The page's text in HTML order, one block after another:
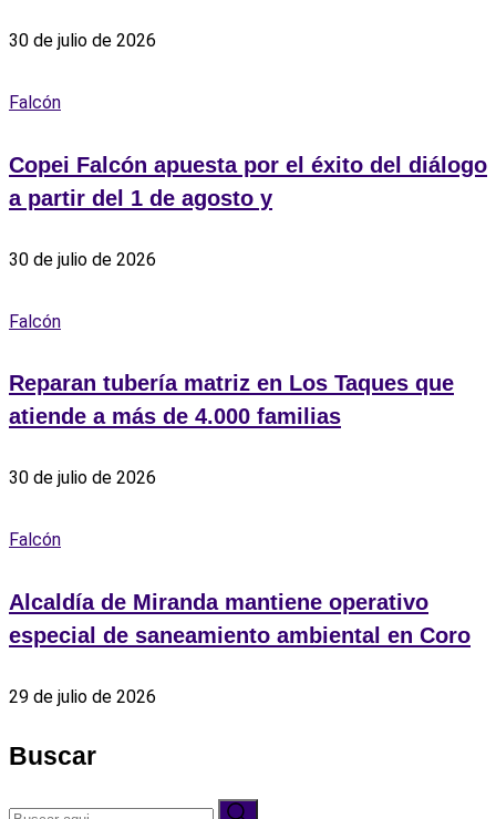
30 de julio de 2026
Falcón
Copei Falcón apuesta por el éxito del diálogo
a partir del 1 de agosto y
30 de julio de 2026
Falcón
Reparan tubería matriz en Los Taques que
atiende a más de 4.000 familias
30 de julio de 2026
Falcón
Alcaldía de Miranda mantiene operativo
especial de saneamiento ambiental en Coro
29 de julio de 2026
Buscar